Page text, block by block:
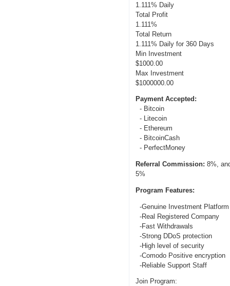
1.111% Daily
Total Profit
1.111%
Total Return
1.111% Daily for 360 Days
Min Investment
$1000.00
Max Investment
$1000000.00
Payment Accepted:
- Bitcoin
- Litecoin
- Ethereum
- BitcoinCash
- PerfectMoney
Referral Commission: 8%,
5%
Program Features:
-Genuine Investment Platform
-Real Registered Company
-Fast Withdrawals
-Strong DDoS protection
-High level of security
-Comodo Positive encryption
-Reliable Support Staff
Join Program: